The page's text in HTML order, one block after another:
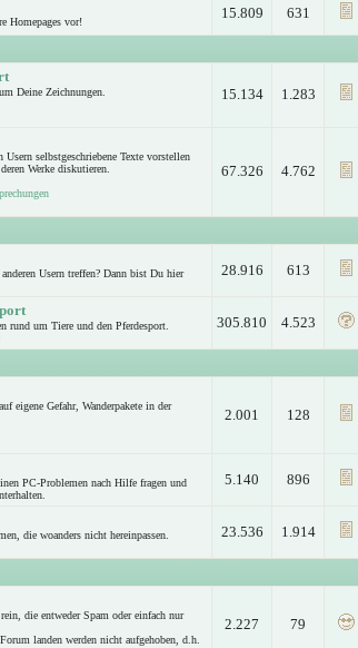
Homepages vor!
15.809 631
Deine Zeichnungen.
15.134 1.283
Usern selbstgeschriebene Texte vorstellen
Werke diskutieren.
67.326 4.762
Usern treffen? Dann bist Du hier
28.916 613
rund um Tiere und den Pferdesport.
305.810 4.523
eigene Gefahr, Wanderpakete in der
2.001 128
PC-Problemen nach Hilfe fragen und
5.140 896
die woanders nicht hereinpassen.
23.536 1.914
die entweder Spam oder einfach nur
landen werden nicht aufgehoben, d.h.
2.227 79